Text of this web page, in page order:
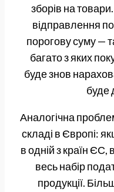
зборів на
відправлення
порогову суму —
багато з яких
буде знов
буде
Аналогічна
складі в Європі:
в одній з країн ЄС,
весь набір
продукції.